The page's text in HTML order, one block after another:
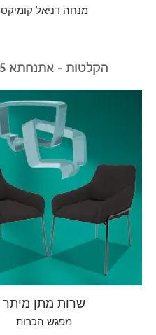
מנחה דניאל קומיקס
הקלטות - אתנחתא 2025
שרות מתן מיתר
מפגש הכרות